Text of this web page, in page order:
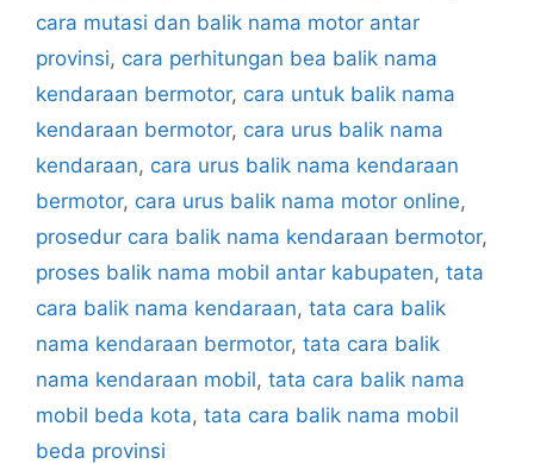
cara mutasi dan balik nama motor antar
provinsi, cara perhitungan bea balik nama
kendaraan bermotor, cara untuk balik nama
kendaraan bermotor, cara urus balik nama
kendaraan, cara urus balik nama kendaraan
bermotor, cara urus balik nama motor online,
prosedur cara balik nama kendaraan bermotor,
proses balik nama mobil antar kabupaten, tata
cara balik nama kendaraan, tata cara balik
nama kendaraan bermotor, tata cara balik
nama kendaraan mobil, tata cara balik nama
mobil beda kota, tata cara balik nama mobil
beda provinsi